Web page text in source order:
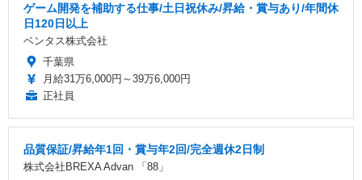
ゲーム開発を補助する仕事/土日祝休み/昇給・賞与あり/年間休
日120日以上
ベンタス株式会社
千葉県
月給31万6,000円～39万6,000円
正社員
品質保証/昇給年1回・賞与年2回/完全週休2日制
株式会社BREXA Advan 「88」